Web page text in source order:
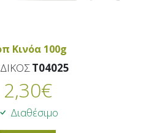
Κινόα 100g
T04025
2,30€
Διαθέσιμο